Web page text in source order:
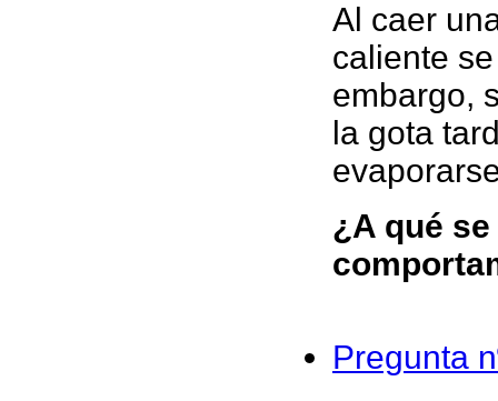
Al caer
caliente
embargo,
la gota
¿A qué
Pregunta